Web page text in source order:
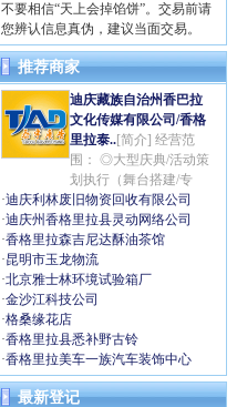
不要相信“天上会掉馅饼”。交易前请
您辨认信息真伪，建议当面交易。
推荐商家
迪庆藏族自治州香巴拉
文化传媒有限公司/香格
里拉泰..[简介] 经营范
围： ◎大型庆典/活动策
划执行（舞台搭建/专
·迪庆利林废旧物资回收有限公司
·迪庆州香格里拉县灵动网络公司
·香格里拉森吉尼达酥油茶馆
·昆明市玉龙物流
·北京雅士林环境试验箱厂
·金沙江科技公司
·格桑缘花店
·香格里拉县悉补野古铃
·香格里拉美车一族汽车装饰中心
最新登记